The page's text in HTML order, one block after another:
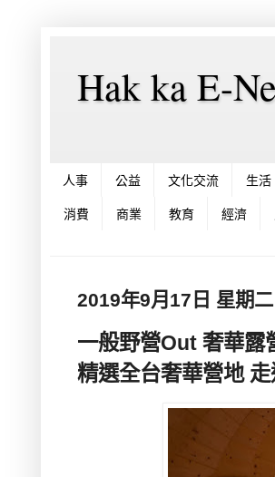
Hak ka E-
人事 公益 文化交流 生活
消費 商業 教育 經濟
2019年9月17日 星期二
一般野營Out 奢華露
精選全台奢華營地